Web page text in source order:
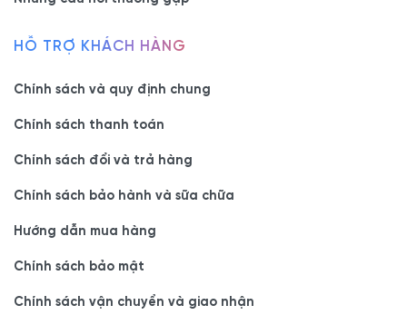
HỖ TRỢ KHÁCH HÀNG
Chính sách và quy định chung
Chính sách thanh toán
Chính sách đổi và trả hàng
Chính sách bảo hành và sữa chữa
Hướng dẫn mua hàng
Chính sách bảo mật
Chính sách vận chuyển và giao nhận